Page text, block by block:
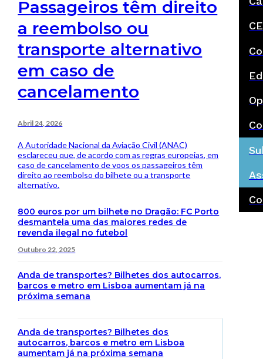
Passageiros têm direito
a reembolso ou
transporte alternativo
em caso de
cancelamento
Abril 24, 2026
A Autoridade Nacional da Aviação Civil (ANAC)
esclareceu que, de acordo com as regras europeias, em
caso de cancelamento de voos os passageiros têm
direito ao reembolso do bilhete ou a transporte
alternativo.
800 euros por um bilhete no Dragão: FC Porto
desmantela uma das maiores redes de
revenda ilegal no futebol
Outubro 22, 2025
Anda de transportes? Bilhetes dos autocarros,
barcos e metro em Lisboa aumentam já na
próxima semana
Anda de transportes? Bilhetes dos
autocarros, barcos e metro em Lisboa
aumentam já na próxima semana